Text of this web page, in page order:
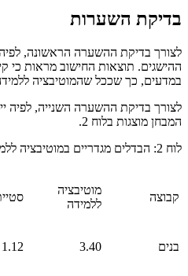
בדיקת השערות
לצורך בדיקת ההשערה הראשונה, לפיה
במדעים, כך שככל שהמוטיבציה
המבחן מוצגות בלוח 2.
לוח 2: הבדלים מגדריים במוטיבציה ללמידה
קבוצה
מוטיבציה
ללמידה
בנים 3.40
1.12